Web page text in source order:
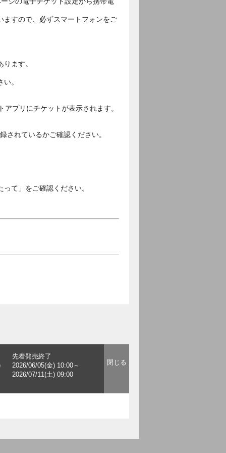
ますので、必ずスマートフォンをご
ます。
。
プリにチケットが表示されます。
されているかご確認ください。
て」をご確認ください。
先着発売終了
2026/06/05(金) 10:00～
2026/07/11(土) 09:00